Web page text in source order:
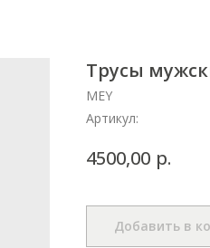
Трусы
MEY
Артикул:
4500,00 р.
Добавить в